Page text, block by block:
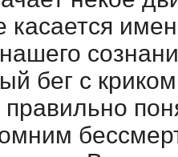
касается
бег с